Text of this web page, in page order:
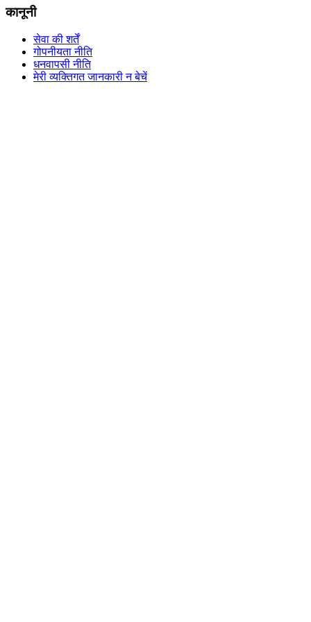
कानूनी
सेवा की शर्तें
गोपनीयता नीति
धनवापसी नीति
मेरी व्यक्तिगत जानकारी न बेचें